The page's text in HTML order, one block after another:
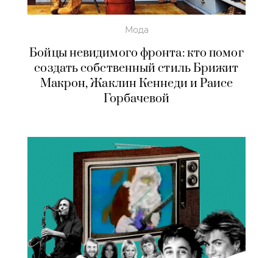
Мода
Бойцы невидимого фронта: кто помог
создать собственный стиль Брижит
Макрон, Жаклин Кеннеди и Раисе
Горбачевой